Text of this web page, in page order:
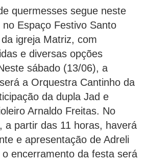
quermesses segue neste
Espaço Festivo Santo
igreja Matriz, com
e diversas opções
sábado (13/06), a
a Orquestra Cantinho da
da dupla Jad e
Arnaldo Freitas. No
a partir das 11 horas, haverá
e apresentação de Adreli
encerramento da festa será